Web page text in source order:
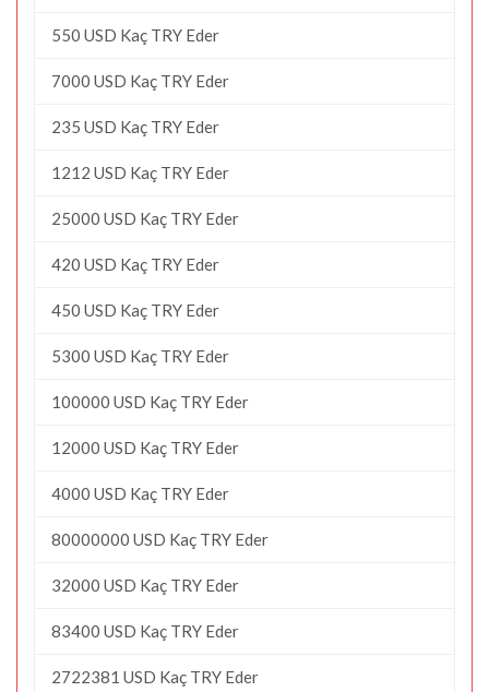
550 USD Kaç TRY Eder
7000 USD Kaç TRY Eder
235 USD Kaç TRY Eder
1212 USD Kaç TRY Eder
25000 USD Kaç TRY Eder
420 USD Kaç TRY Eder
450 USD Kaç TRY Eder
5300 USD Kaç TRY Eder
100000 USD Kaç TRY Eder
12000 USD Kaç TRY Eder
4000 USD Kaç TRY Eder
80000000 USD Kaç TRY Eder
32000 USD Kaç TRY Eder
83400 USD Kaç TRY Eder
2722381 USD Kaç TRY Eder